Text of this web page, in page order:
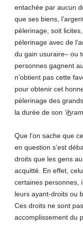
entachée par aucun
que ses biens,
pèlerinage, soit
pèlerinage avec de
du gain usuraire– ou
personnes gagnent
n’obtient pas cette
pour obtenir cet
pèlerinage des
la durée de son ‘ihram
Que l’on sache que
en question s’est
droits que les gens
acquitté. En effet,
certaines personnes,
leurs ayant-droits ou
Ces droits ne sont
accomplissement du